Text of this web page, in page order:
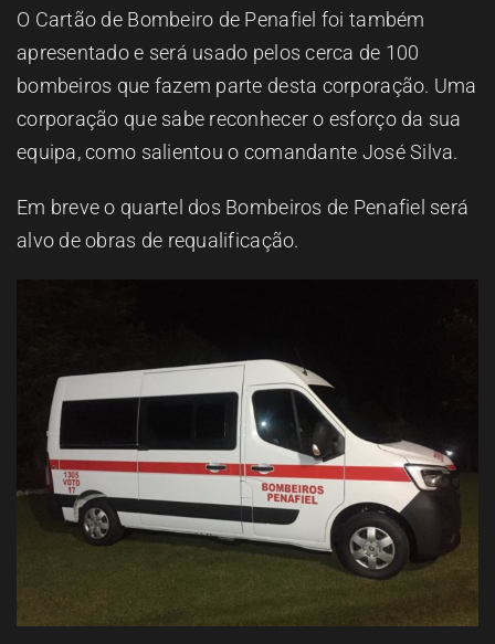
O Cartão de Bombeiro de Penafiel foi também
apresentado e será usado pelos cerca de 100
bombeiros que fazem parte desta corporação. Uma
corporação que sabe reconhecer o esforço da sua
equipa, como salientou o comandante José Silva.
Em breve o quartel dos Bombeiros de Penafiel será
alvo de obras de requalificação.